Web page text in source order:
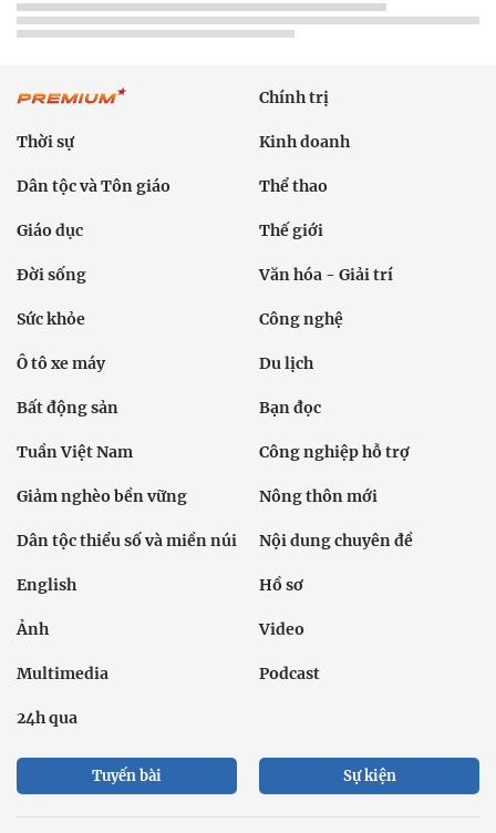
Chính trị
Thời sự Kinh doanh
Dân tộc và Tôn giáo Thể thao
Giáo dục Thế giới
Đời sống Văn hóa - Giải trí
Sức khỏe Công nghệ
Ô tô xe máy Du lịch
Bất động sản Bạn đọc
Tuần Việt Nam Công nghiệp hỗ trợ
Giảm nghèo bền vững Nông thôn mới
Dân tộc thiểu số và miền núi Nội dung chuyên đề
English Hồ sơ
Ảnh Video
Multimedia Podcast
24h qua
Tuyến bài Sự kiện